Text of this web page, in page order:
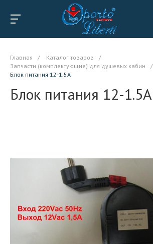
Главная / Каталог товаров
/
Запчасти (комплектующие) для душевых кабин
/
Блок питания 12-1.5А
Блок питания 12-1.5А